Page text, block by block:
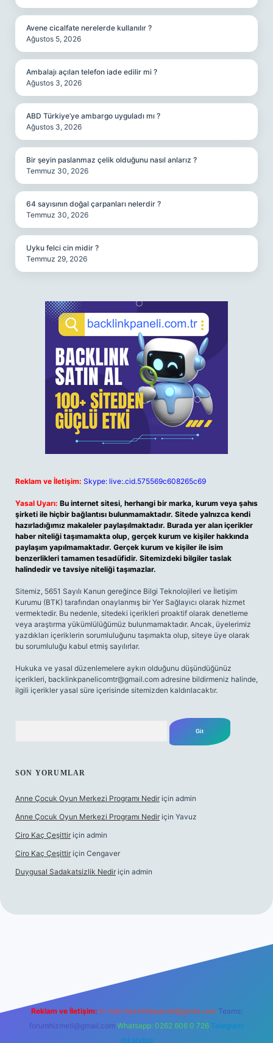
Avene cicalfate nerelerde kullanılır ?
Ağustos 5, 2026
Ambalajı açılan telefon iade edilir mi ?
Ağustos 3, 2026
ABD Türkiye’ye ambargo uyguladı mı ?
Ağustos 3, 2026
Bir şeyin paslanmaz çelik olduğunu nasıl anlarız ?
Temmuz 30, 2026
64 sayısının doğal çarpanları nelerdir ?
Temmuz 30, 2026
Uyku felci cin midir ?
Temmuz 29, 2026
Reklam ve İletişim: Skype: live:.cid.575569c608265c69
Yasal Uyarı: Bu internet sitesi, herhangi bir marka, kurum veya şahıs
şirketi ile hiçbir bağlantısı bulunmamaktadır. Sitede yalnızca kendi
hazırladığımız makaleler paylaşılmaktadır. Burada yer alan içerikler
haber niteliği taşımamakta olup, gerçek kurum ve kişiler hakkında
paylaşım yapılmamaktadır. Gerçek kurum ve kişiler ile isim
benzerlikleri tamamen tesadüfidir. Sitemizdeki bilgiler taslak
halindedir ve tavsiye niteliği taşımazlar.
Sitemiz, 5651 Sayılı Kanun gereğince Bilgi Teknolojileri ve İletişim
Kurumu (BTK) tarafından onaylanmış bir Yer Sağlayıcı olarak hizmet
vermektedir. Bu nedenle, sitedeki içerikleri proaktif olarak denetleme
veya araştırma yükümlülüğümüz bulunmamaktadır. Ancak, üyelerimiz
yazdıkları içeriklerin sorumluluğunu taşımakta olup, siteye üye olarak
bu sorumluluğu kabul etmiş sayılırlar.
Hukuka ve yasal düzenlemelere aykırı olduğunu düşündüğünüz
içerikleri, backlinkpanelicomtr@gmail.com adresine bildirmeniz halinde,
ilgili içerikler yasal süre içerisinde sitemizden kaldırılacaktır.
SON YORUMLAR
Anne Çocuk Oyun Merkezi Programı Nedir için admin
Anne Çocuk Oyun Merkezi Programı Nedir için Yavuz
Ciro Kaç Çeşittir için admin
Ciro Kaç Çeşittir için Cengaver
Duygusal Sadakatsizlik Nedir için admin
elexbetgiris.org
Reklam ve İletişim: E-mail: backlinkpaneli@gmail.com Teams:
forumhizmeti@gmail.com Whatsapp: 0262 606 0 726 Telegram:
@karabul